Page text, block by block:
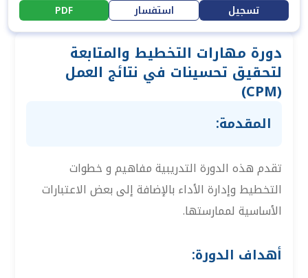
تسجيل استفسار PDF
دورة مهارات التخطيط والمتابعة
لتحقيق تحسينات في نتائج العمل
(CPM)
المقدمة:
تقدم هذه الدورة التدريبية مفاهيم و خطوات
التخطيط وإدارة الأداء بالإضافة إلى بعض الاعتبارات
الأساسية لممارستها.
أهداف الدورة: